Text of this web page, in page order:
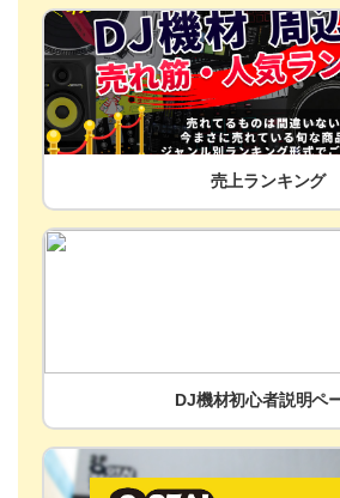
売上ランキング
DJ機材初心者説明ペ